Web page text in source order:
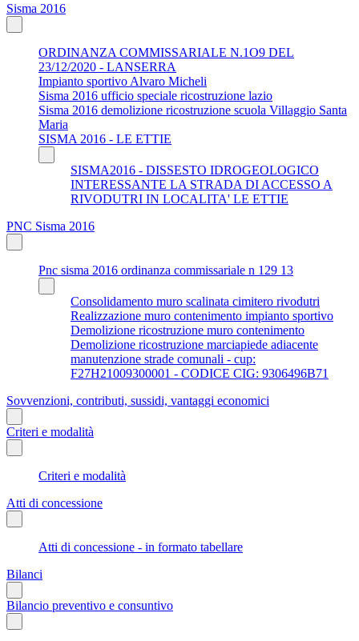
Sisma 2016
ORDINANZA COMMISSARIALE N.1O9 DEL
23/12/2020 - LANSERRA
Impianto sportivo Alvaro Micheli
Sisma 2016 ufficio speciale ricostruzione lazio
Sisma 2016 demolizione ricostruzione scuola Villaggio Santa
Maria
SISMA 2016 - LE ETTIE
SISMA2016 - DISSESTO IDROGEOLOGICO
INTERESSANTE LA STRADA DI ACCESSO A
RIVODUTRI IN LOCALITA' LE ETTIE
PNC Sisma 2016
Pnc sisma 2016 ordinanza commissariale n 129 13
Consolidamento muro scalinata cimitero rivodutri
Realizzazione muro contenimento impianto sportivo
Demolizione ricostruzione muro contenimento
Demolizione ricostruzione marciapiede adiacente
manutenzione strade comunali - cup:
F27H21009300001 - CODICE CIG: 9306496B71
Sovvenzioni, contributi, sussidi, vantaggi economici
Criteri e modalità
Criteri e modalità
Atti di concessione
Atti di concessione - in formato tabellare
Bilanci
Bilancio preventivo e consuntivo